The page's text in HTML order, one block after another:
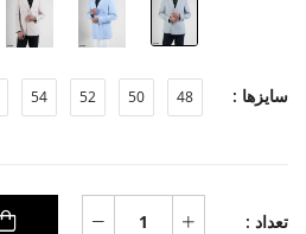
سایزها : 48
50
52
54
تعداد :